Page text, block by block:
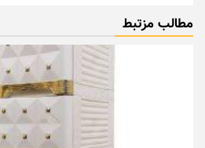
مطالب مزتبط